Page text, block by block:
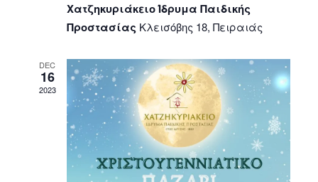
Χατζηκυριάκειο Ίδρυμα Παιδικής
Προστασίας Κλεισόβης 18, Πειραιάς
DEC
16
2023